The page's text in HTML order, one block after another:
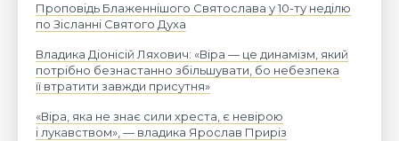
Проповідь Блаженнішого Святослава у 10-ту неділю
по Зісланні Святого Духа
Владика Діонісій Ляхович: «Віра — це динамізм, який
потрібно безнастанно збільшувати, бо небезпека
її втратити завжди присутня»
«Віра, яка не знає сили хреста, є невірою
і лукавством», — владика Ярослав Приріз